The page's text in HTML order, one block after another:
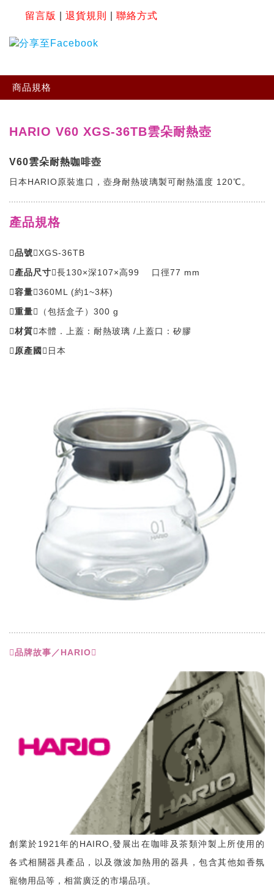
留言版 退貨規則 聯絡方式
商品規格
HARIO V60 XGS-36TB雲朵耐熱壺
V60雲朵耐熱咖啡壺
日本HARIO原裝進口，壺身耐熱玻璃製可耐熱溫度 120℃。
產品規格
品號XGS-36TB
產品尺寸長130×深107×高99 口徑77 mm
容量360ML (約1~3杯)
重量
（包括盒子）300 g
材質本體．上蓋：耐熱玻璃 /上蓋口：矽膠
原產國 日本
品牌故事／HARIO
創業於1921年的HAIRO,發展出在咖啡及茶類沖製上所使用的
各式相關器具產品，以及微波加熱用的器具，包含其他如香氛
寵物用品等，相當廣泛的市場品項。